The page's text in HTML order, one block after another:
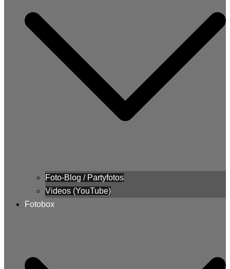
Foto-Blog / Partyfotos
Videos (YouTube)
Fotobox